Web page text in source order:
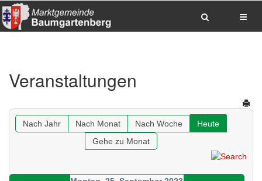
Sitemap anzeigen
Suche
E-Mail senden
Anfahrt via Google Maps planen
Veranstaltungen
Nach Jahr Nach Monat Nach Woche
Heute
Gehe zu Monat